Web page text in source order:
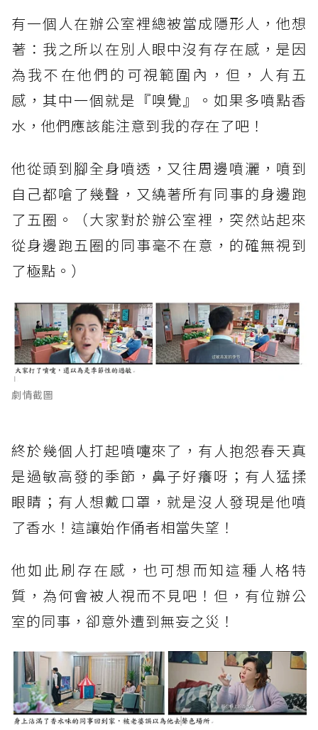
有一個人在辦公室裡總被當成隱形人，他想
著：我之所以在別人眼中沒有存在感，是因
為我不在他們的可視範圍內，但，人有五
感，其中一個就是『嗅覺』。如果多噴點香
水，他們應該能注意到我的存在了吧！
他從頭到腳全身噴透，又往周邊噴灑，噴到
自己都嗆了幾聲，又繞著所有同事的身邊跑
了五圈。（大家對於辦公室裡，突然站起來
從身邊跑五圈的同事毫不在意，的確無視到
了極點。）
劇情截圖
終於幾個人打起噴嚏來了，有人抱怨春天真
是過敏高發的季節，鼻子好癢呀；有人猛揉
眼睛；有人想戴口罩，就是沒人發現是他噴
了香水！這讓始作俑者相當失望！
他如此刷存在感，也可想而知這種人格特
質，為何會被人視而不見吧！但，有位辦公
室的同事，卻意外遭到無妄之災！